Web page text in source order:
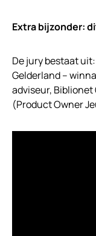
Extra bijzonder:
De jury bestaat
Gelderland –
adviseur,
(Product Owner